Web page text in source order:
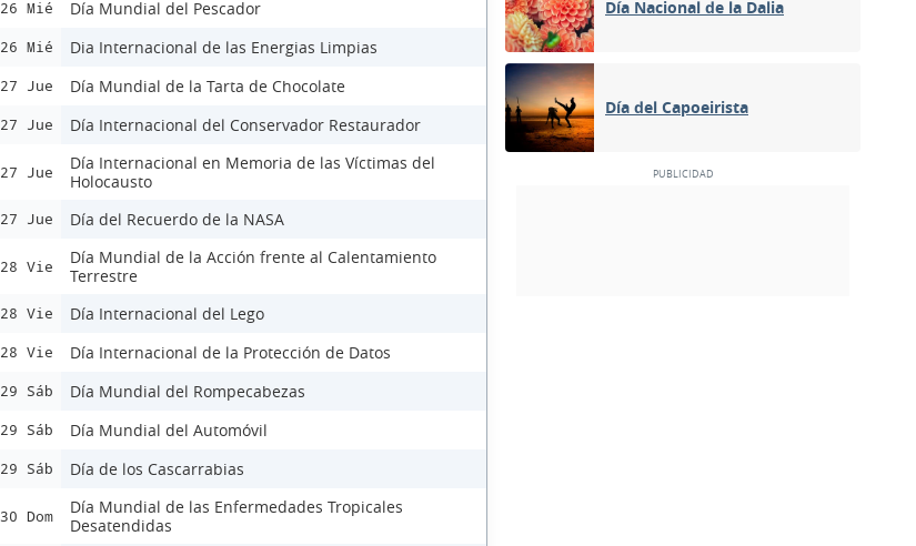
26 Mié Día Mundial del Pescador
26 Mié Dia Internacional de las Energias Limpias
27 Jue Día Mundial de la Tarta de Chocolate
27 Jue Día Internacional del Conservador Restaurador
27 Jue
Día Internacional en Memoria de las Víctimas del
Holocausto
27 Jue Día del Recuerdo de la NASA
28 Vie
Día Mundial de la Acción frente al Calentamiento
Terrestre
28 Vie Día Internacional del Lego
28 Vie Día Internacional de la Protección de Datos
29 Sáb Día Mundial del Rompecabezas
29 Sáb Día Mundial del Automóvil
29 Sáb Día de los Cascarrabias
30 Dom
Día Mundial de las Enfermedades Tropicales
Desatendidas
Día Nacional de la Dalia
Día del Capoeirista